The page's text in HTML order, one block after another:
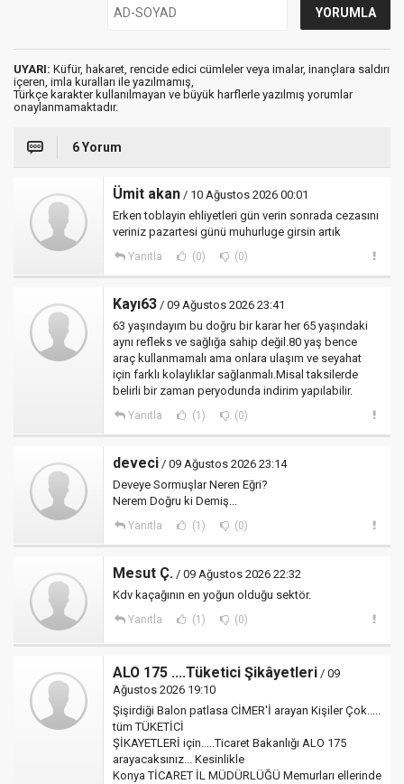
UYARI: Küfür, hakaret, rencide edici cümleler veya imalar, inançlara saldırı
içeren, imla kuralları ile yazılmamış,
Türkçe karakter kullanılmayan ve büyük harflerle yazılmış yorumlar
onaylanmamaktadır.
6 Yorum
Ümit akan / 10 Ağustos 2026 00:01
Erken toblayin ehliyetleri gün verin sonrada cezasını
veriniz pazartesi günü muhurluge girsin artık
Yanıtla (0) (0)
Kayı63 / 09 Ağustos 2026 23:41
63 yaşındayım bu doğru bir karar her 65 yaşındaki
aynı refleks ve sağlığa sahip değil.80 yaş bence
araç kullanmamalı ama onlara ulaşım ve seyahat
için farklı kolaylıklar sağlanmalı.Misal taksilerde
belirli bir zaman peryodunda indirim yapılabilir.
Yanıtla (1) (0)
deveci / 09 Ağustos 2026 23:14
Deveye Sormuşlar Neren Eğri?
Nerem Doğru ki Demiş...
Yanıtla (1) (0)
Mesut Ç. / 09 Ağustos 2026 22:32
Kdv kaçağının en yoğun olduğu sektör.
Yanıtla (1) (0)
ALO 175 ....Tüketici Şikâyetleri / 09
Ağustos 2026 19:10
Şişirdiği Balon patlasa CİMER'İ arayan Kişiler Çok.....
tüm TÜKETİCİ
ŞİKAYETLERİ için.....Ticaret Bakanlığı ALO 175
arayacaksınız... Kesinlikle
Konya TİCARET İL MÜDÜRLÜĞÜ Memurları ellerinde